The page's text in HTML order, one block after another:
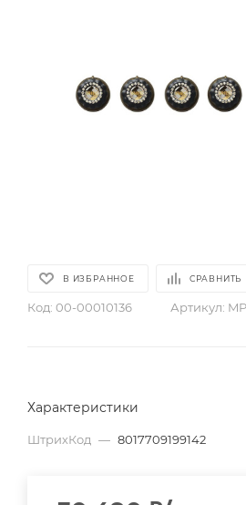
В ИЗБРАННОЕ СРАВНИТЬ
Код: 00-00010136 Артикул:
Характеристики
ШтрихКод — 8017709199142